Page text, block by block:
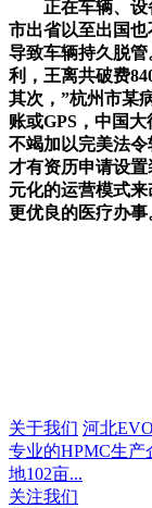
正在车辆、设
市出省以至出国也
导致车辆持久脱
利，王离共破费
其次，”杭州市某
账或GPS，中国
不竭加以完美法
才有资历申请设
元化的运营模式来
更优良的医疗办事
关于我们 河北
专业的HPMC生产
地102亩...
关注我们